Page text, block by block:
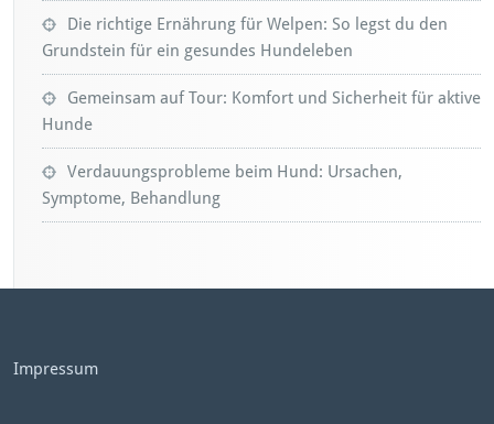
Die richtige Ernährung für Welpen: So legst du den
Grundstein für ein gesundes Hundeleben
Gemeinsam auf Tour: Komfort und Sicherheit für aktive
Hunde
Verdauungsprobleme beim Hund: Ursachen,
Symptome, Behandlung
Impressum